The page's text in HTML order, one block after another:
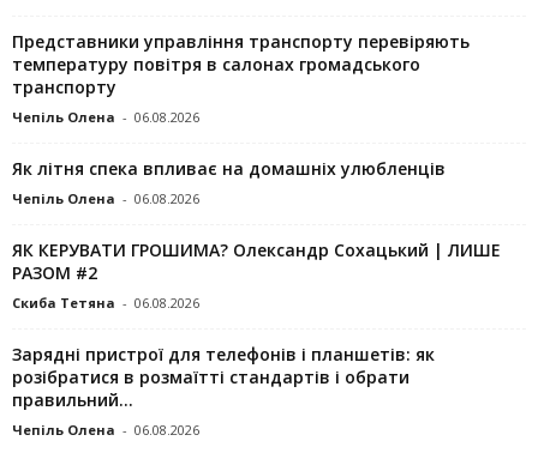
Представники управління транспорту перевіряють
температуру повітря в салонах громадського
транспорту
Чепіль Олена - 06.08.2026
Як літня спека впливає на домашніх улюбленців
Чепіль Олена - 06.08.2026
ЯК КЕРУВАТИ ГРОШИМА? Олександр Сохацький | ЛИШЕ
РАЗОМ #2
Скиба Тетяна - 06.08.2026
Зарядні пристрої для телефонів і планшетів: як
розібратися в розмаїтті стандартів і обрати
правильний...
Чепіль Олена - 06.08.2026